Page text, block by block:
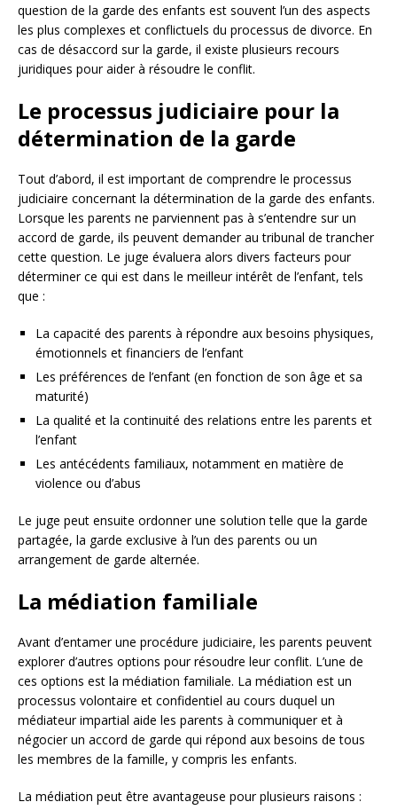
question de la garde des enfants est souvent l’un des aspects
les plus complexes et conflictuels du processus de divorce. En
cas de désaccord sur la garde, il existe plusieurs recours
juridiques pour aider à résoudre le conflit.
Le processus judiciaire pour la
détermination de la garde
Tout d’abord, il est important de comprendre le processus
judiciaire concernant la détermination de la garde des enfants.
Lorsque les parents ne parviennent pas à s’entendre sur un
accord de garde, ils peuvent demander au tribunal de trancher
cette question. Le juge évaluera alors divers facteurs pour
déterminer ce qui est dans le meilleur intérêt de l’enfant, tels
que :
La capacité des parents à répondre aux besoins physiques,
émotionnels et financiers de l’enfant
Les préférences de l’enfant (en fonction de son âge et sa
maturité)
La qualité et la continuité des relations entre les parents et
l’enfant
Les antécédents familiaux, notamment en matière de
violence ou d’abus
Le juge peut ensuite ordonner une solution telle que la garde
partagée, la garde exclusive à l’un des parents ou un
arrangement de garde alternée.
La médiation familiale
Avant d’entamer une procédure judiciaire, les parents peuvent
explorer d’autres options pour résoudre leur conflit. L’une de
ces options est la médiation familiale. La médiation est un
processus volontaire et confidentiel au cours duquel un
médiateur impartial aide les parents à communiquer et à
négocier un accord de garde qui répond aux besoins de tous
les membres de la famille, y compris les enfants.
La médiation peut être avantageuse pour plusieurs raisons :